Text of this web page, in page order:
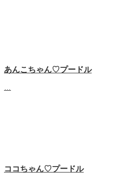
あんこちゃん♡‬プードル
ココちゃん♡‬プードル